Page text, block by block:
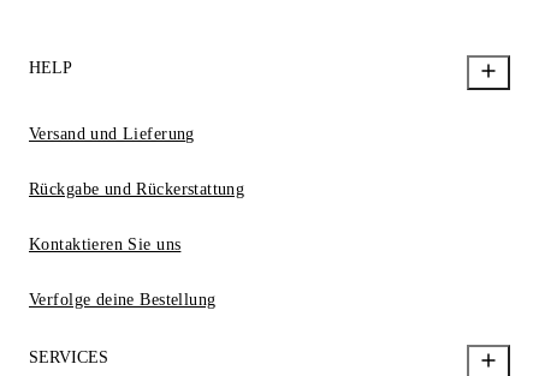
HELP
Versand und Lieferung
Rückgabe und Rückerstattung
Kontaktieren Sie uns
Verfolge deine Bestellung
SERVICES